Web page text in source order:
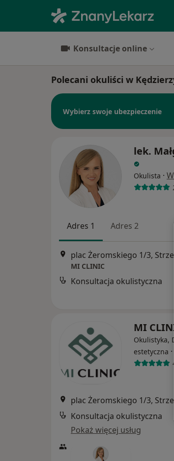
Konsultacje online
Polecani okuliści w
Wybierz swoje ubezpieczenie
lek.
Okulista ·
Adres 1 Adres 2
plac Żeromskiego 1/3,
MI CLINIC
Konsultacja okulistyczna
MI
Okulistyka,
estetyczna ·
plac Żeromskiego 1/3,
Konsultacja okulistyczna
Pokaż więcej usług